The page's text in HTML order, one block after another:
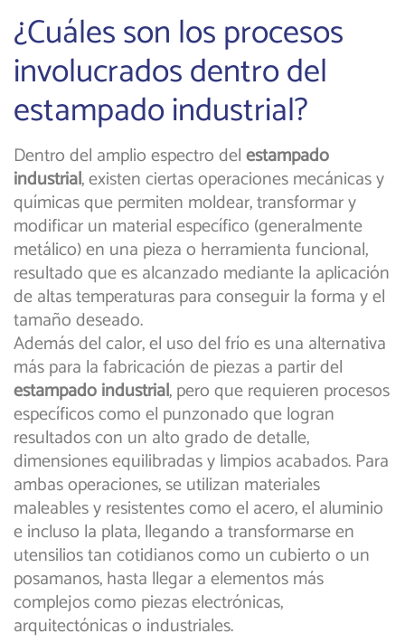
¿Cuáles son los procesos
involucrados dentro del
estampado industrial?
Dentro del amplio espectro delestampado
industrial, existen ciertas operaciones mecánicas y
químicas que permiten moldear, transformar y
modificar un material específico (generalmente
metálico) en una pieza o herramienta funcional,
resultado que es alcanzado mediante la aplicación
de altas temperaturas para conseguir la forma y el
tamaño deseado.
Además del calor, el uso del frío es una alternativa
más para la fabricación de piezas a partir del
estampado industrial, pero que requieren procesos
específicos como el punzonado que logran
resultados con un alto grado de detalle,
dimensiones equilibradas y limpios acabados. Para
ambas operaciones, se utilizan materiales
maleables y resistentes como el acero, el aluminio
e incluso la plata, llegando a transformarse en
utensilios tan cotidianos como un cubierto o un
posamanos, hasta llegar a elementos más
complejos como piezas electrónicas,
arquitectónicas o industriales.